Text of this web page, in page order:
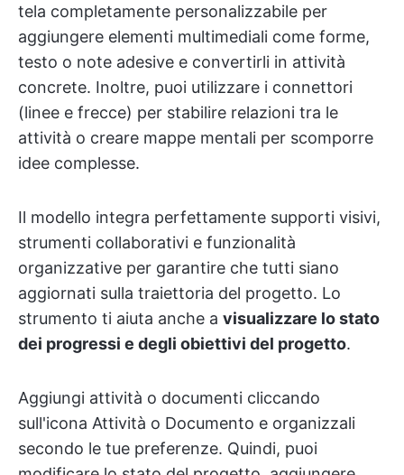
tela completamente personalizzabile per
aggiungere elementi multimediali come forme,
testo o note adesive e convertirli in attività
concrete. Inoltre, puoi utilizzare i connettori
(linee e frecce) per stabilire relazioni tra le
attività o creare mappe mentali per scomporre
idee complesse.
Il modello integra perfettamente supporti visivi,
strumenti collaborativi e funzionalità
organizzative per garantire che tutti siano
aggiornati sulla traiettoria del progetto. Lo
strumento ti aiuta anche a visualizzare lo stato
dei progressi e degli obiettivi del progetto.
Aggiungi attività o documenti cliccando
sull'icona Attività o Documento e organizzali
secondo le tue preferenze. Quindi, puoi